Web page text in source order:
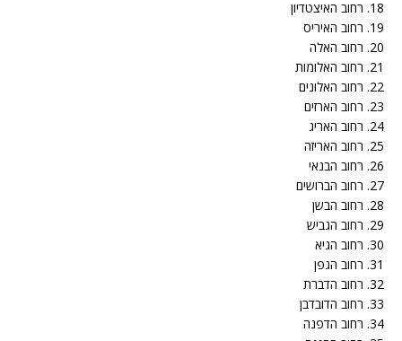
18. רחוב האיצטדיון
19. רחוב האיריס
20. רחוב האלה
21. רחוב האלומות
22. רחוב האלונים
23. רחוב הארזים
24. רחוב האריג
25. רחוב האריזה
26. רחוב הבנאי
27. רחוב הברושים
28. רחוב הבשן
29. רחוב הגביש
30. רחוב הגיא
31. רחוב הגפן
32. רחוב הדברת
33. רחוב הדובדבן
34. רחוב הדפנה